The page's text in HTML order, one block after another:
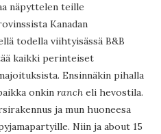
näpyttelen teille
Kanadan
todella viihtyisässä B&B
kaikki perinteiset
Ensinnäkin pihalla
onkin ranch eli hevostila.
ja mun huoneesa
Niin ja about 15